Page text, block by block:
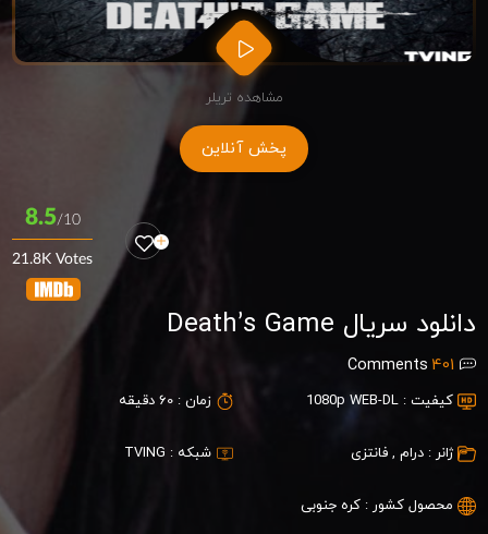
مشاهده تریلر
پخش آنلاین
8.5/10
21.8K Votes
دانلود سریال Death’s Game
401
Comments
کیفیت : 1080p WEB-DL زمان : 60 دقیقه
ژانر : درام ,فانتزی شبکه : TVING
محصول کشور : کره جنوبی